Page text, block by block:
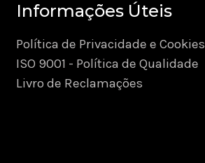
Informações Úteis
Política de Privacidade e Cookies
ISO 9001 - Política de Qualidade
Livro de Reclamações